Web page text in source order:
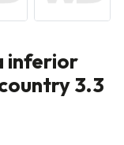
inferior
3.3